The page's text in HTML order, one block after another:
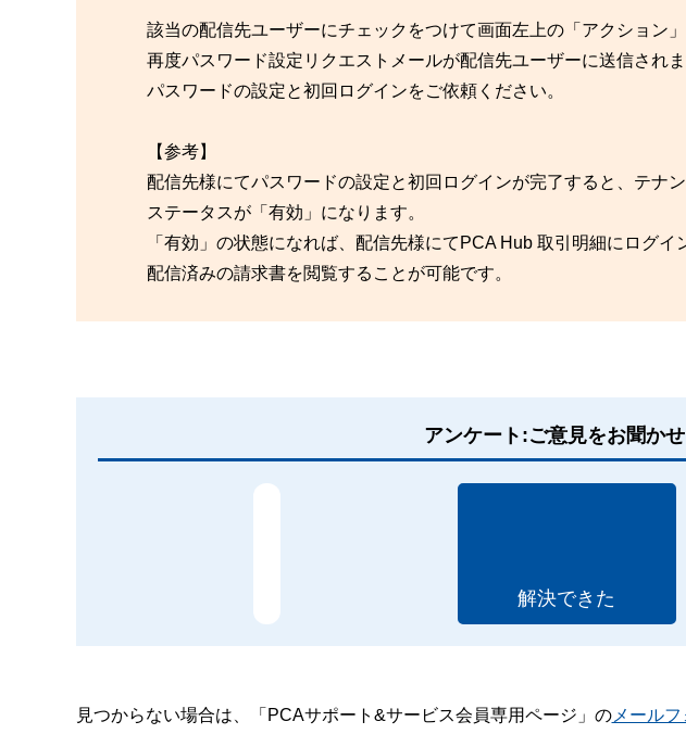
該当の配信先ユーザーにチェックをつけて画面左上の「アクション
再度パスワード設定リクエストメールが配信先ユーザーに送信されま
パスワードの設定と初回ログインをご依頼ください。
【参考】
配信先様にてパスワードの設定と初回ログインが完了すると、テナ
ステータスが「有効」になります。
「有効」の状態になれば、配信先様にてPCA Hub 取引明細にログイ
配信済みの請求書を閲覧することが可能です。
アンケート:ご意見をお聞か
解決できた
見つからない場合は、「PCAサポート&サービス会員専用ページ」のメールフ